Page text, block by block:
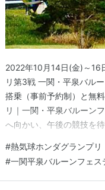
2022年10月14日(金)～16
リ第3戦 一関・平泉バル
搭乗（事前予約制）と無
リ｜一関・平泉バルーン
へ向かい、午後の競技を
を見ることができなかっ
念。またリベンジしたい。
#熱気球ホンダグランプリ
#一関平泉バルーンフェス